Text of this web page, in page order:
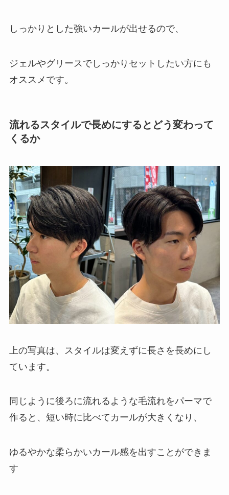
しっかりとした強いカールが出せるので、
ジェルやグリースでしっかりセットしたい方にも
オススメです。
流れるスタイルで長めにするとどう変わって
くるか
上の写真は、スタイルは変えずに長さを長めにし
ています。
同じように後ろに流れるような毛流れをパーマで
作ると、短い時に比べてカールが大きくなり、
ゆるやかな柔らかいカール感を出すことができま
す